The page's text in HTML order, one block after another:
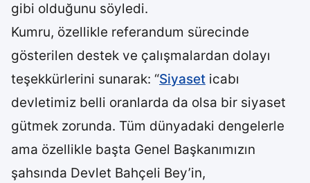
gibi olduğunu söyledi.
Kumru, özellikle referandum sürecinde
gösterilen destek ve çalışmalardan dolayı
teşekkürlerini sunarak: “Siyaset icabı
devletimiz belli oranlarda da olsa bir siyaset
gütmek zorunda. Tüm dünyadaki dengelerle
ama özellikle başta Genel Başkanımızın
şahsında Devlet Bahçeli Bey’in,